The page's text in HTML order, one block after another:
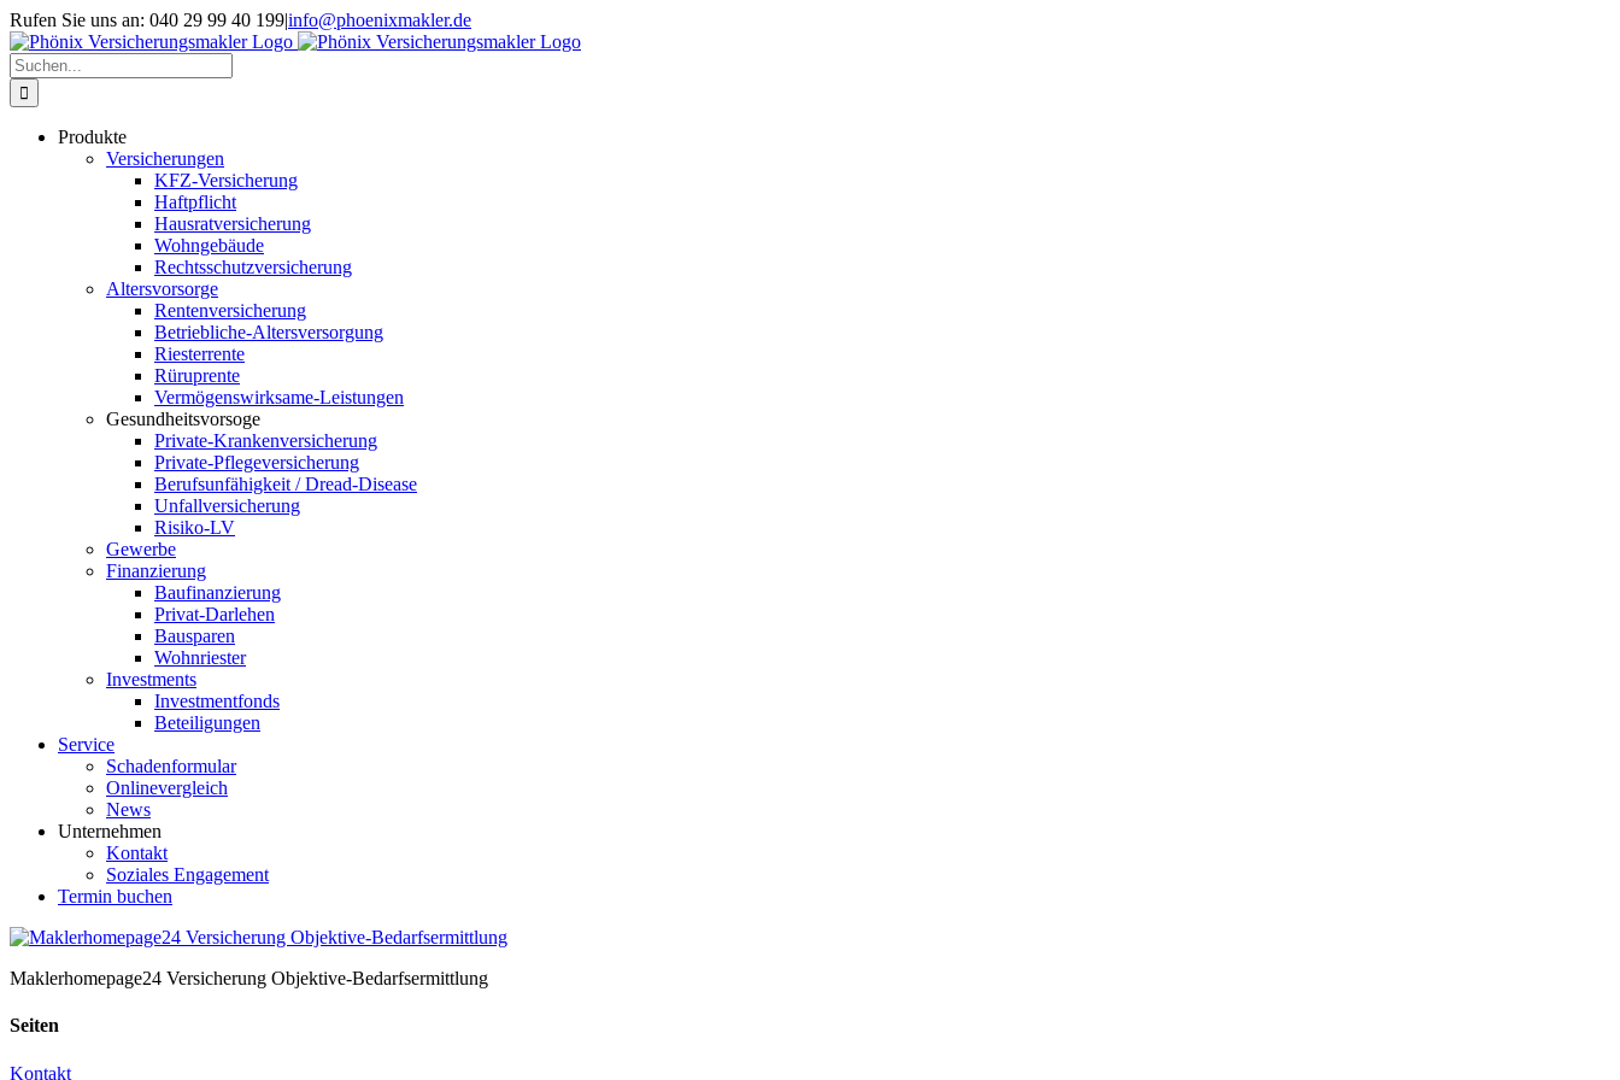
Skip
to
content
Rufen Sie uns an: 040 29 99 40 199|info@phoenixmakler.de
Suche
nach:
Produkte
Versicherungen
KFZ-Versicherung
Haftpflicht
Hausratversicherung
Wohngebäude
Rechtsschutzversicherung
Altersvorsorge
Rentenversicherung
Betriebliche-Altersversorgung
Riesterrente
Rüruprente
Vermögenswirksame-Leistungen
Gesundheitsvorsoge
Private-Krankenversicherung
Private-Pflegeversicherung
Berufsunfähigkeit / Dread-Disease
Unfallversicherung
Risiko-LV
Gewerbe
Finanzierung
Baufinanzierung
Privat-Darlehen
Bausparen
Wohnriester
Investments
Investmentfonds
Beteiligungen
Service
Schadenformular
Onlinevergleich
News
Unternehmen
Kontakt
Soziales Engagement
Termin buchen
Maklerhomepage24 Versicherung Objektive-Bedarfsermittlung
Seiten
Kontakt